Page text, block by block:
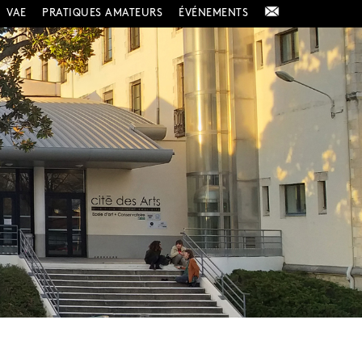
VAE PRATIQUES AMATEURS ÉVÉNEMENTS